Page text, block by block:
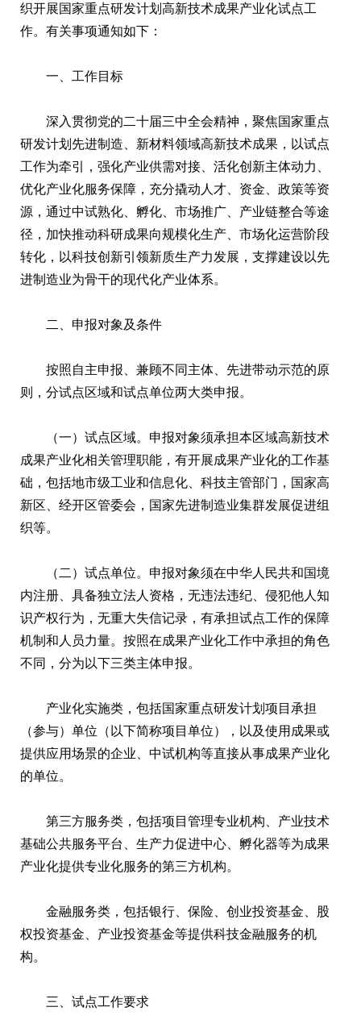
织开展国家重点研发计划高新技术成果产业化试点工
作。有关事项通知如下：
一、工作目标
深入贯彻党的二十届三中全会精神，聚焦国家重点
研发计划先进制造、新材料领域高新技术成果，以试点
工作为牵引，强化产业供需对接、活化创新主体动力、
优化产业化服务保障，充分撬动人才、资金、政策等资
源，通过中试熟化、孵化、市场推广、产业链整合等途
径，加快推动科研成果向规模化生产、市场化运营阶段
转化，以科技创新引领新质生产力发展，支撑建设以先
进制造业为骨干的现代化产业体系。
二、申报对象及条件
按照自主申报、兼顾不同主体、先进带动示范的原
则，分试点区域和试点单位两大类申报。
（一）试点区域。申报对象须承担本区域高新技术
成果产业化相关管理职能，有开展成果产业化的工作基
础，包括地市级工业和信息化、科技主管部门，国家高
新区、经开区管委会，国家先进制造业集群发展促进组
织等。
（二）试点单位。申报对象须在中华人民共和国境
内注册、具备独立法人资格，无违法违纪、侵犯他人知
识产权行为，无重大失信记录，有承担试点工作的保障
机制和人员力量。按照在成果产业化工作中承担的角色
不同，分为以下三类主体申报。
产业化实施类，包括国家重点研发计划项目承担
（参与）单位（以下简称项目单位），以及使用成果或
提供应用场景的企业、中试机构等直接从事成果产业化
的单位。
第三方服务类，包括项目管理专业机构、产业技术
基础公共服务平台、生产力促进中心、孵化器等为成果
产业化提供专业化服务的第三方机构。
金融服务类，包括银行、保险、创业投资基金、股
权投资基金、产业投资基金等提供科技金融服务的机
构。
三、试点工作要求